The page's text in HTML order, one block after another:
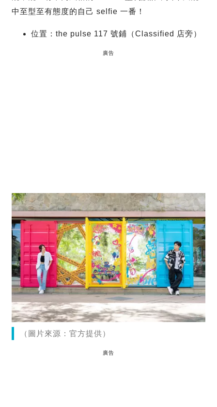
中至型至有態度的自己 selfie 一番！
位置：the pulse 117 號鋪（Classified 店旁）
廣告
（圖片來源：官方提供）
廣告